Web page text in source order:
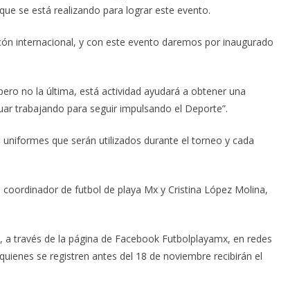
se está realizando para lograr este evento.
internacional, y con este evento daremos por inaugurado
no la última, está actividad ayudará a obtener una
trabajando para seguir impulsando el Deporte”.
que serán utilizados durante el torneo y cada
de futbol de playa Mx y Cristina López Molina,
través de la página de Facebook Futbolplayamx, en redes
se registren antes del 18 de noviembre recibirán el